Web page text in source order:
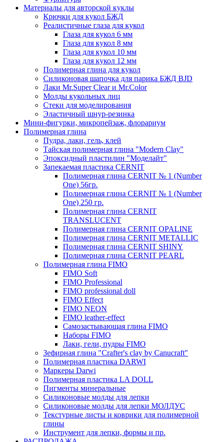
Материалы для авторской куклы
Крючки для кукол БЖД
Реалистичные глаза для кукол
Глаза для кукол 6 мм
Глаза для кукол 8 мм
Глаза для кукол 10 мм
Глаза для кукол 12 мм
Полимерная глина для кукол
Силиконовая шапочка для парика БЖД BJD
Лаки Mr.Super Clear и Mr.Color
Молды кукольных лиц
Стеки для моделирования
Эластичный шнур-резинка
Мини-фигурки, микропейзаж, флорариум
Полимерная глина
Пудра, лаки, гель, клей
Тайская полимерная глина "Modern Clay"
Эпоксидный пластилин "Моделайт"
Запекаемая пластика CERNIT
Полимерная глина CERNIT № 1 (Number
One) 56гр.
Полимерная глина CERNIT № 1 (Number
One) 250 гр.
Полимерная глина CERNIT
TRANSLUCENT
Полимерная глина CERNIT OPALINE
Полимерная глина CERNIT METALLIC
Полимерная глина CERNIT SHINY
Полимерная глина CERNIT PEARL
Полимерная глина FIMO
FIMO Soft
FIMO Professional
FIMO professional doll
FIMO Effect
FIMO NEON
FIMO leather-effect
Самозастывающая глина FIMO
Наборы FIMO
Лаки, гели, пудры FIMO
Зефирная глина "Crafter's clay by Canucraft"
Полимерная пластика DARWI
Маркеры Darwi
Полимерная пластика LA DOLL
Пигменты минеральные
Силиконовые молды для лепки
Силиконовые молды для лепки МОЛДУС
Текстурные листы и коврики для полимерной
глины
Инструмент для лепки, формы и пр.